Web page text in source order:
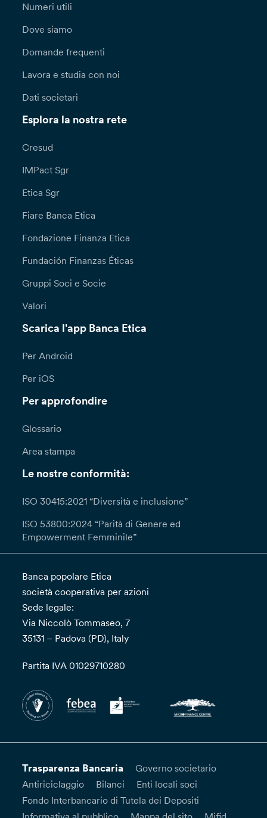
Numeri utili
Dove siamo
Domande frequenti
Lavora e studia con noi
Dati societari
Esplora la nostra rete
Cresud
IMPact Sgr
Etica Sgr
Fiare Banca Etica
Fondazione Finanza Etica
Fundación Finanzas Éticas
Gruppi Soci e Socie
Valori
Scarica l'app Banca Etica
Per Android
Per iOS
Per approfondire
Glossario
Area stampa
Le nostre conformità:
ISO 30415:2021 “Diversità e inclusione”
ISO 53800:2024 “Parità di Genere ed
Empowerment Femminile”
Banca popolare Etica
società cooperativa per azioni
Sede legale:
Via Niccolò Tommaseo, 7
35131 – Padova (PD), Italy
Partita IVA 01029710280
Trasparenza Bancaria
Governo societario
Antiriciclaggio
Bilanci
Enti locali soci
Fondo Interbancario di Tutela dei Depositi